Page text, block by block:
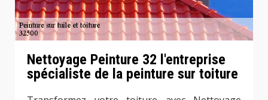
Nettoyage Peinture 32 l'entreprise
spécialiste de la peinture sur toiture